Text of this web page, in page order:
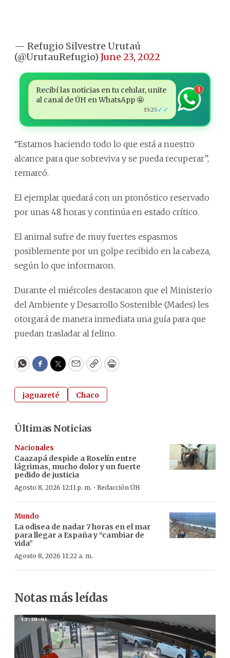
— Refugio Silvestre Urutaú
(@UrutauRefugio) June 23, 2022
Recibí las noticias en tu celular, unite
al canal de ÚH en WhatsApp 🤩
15:25✓✓
1
“Estamos haciendo todo lo que está a nuestro
alcance para que sobreviva y se pueda recuperar”,
remarcó.
El ejemplar quedará con un pronóstico reservado
por unas 48 horas y continúa en estado crítico.
El animal sufre de muy fuertes espasmos
posiblemente por un golpe recibido en la cabeza,
según lo que informaron.
Durante el miércoles destacaron que el Ministerio
del Ambiente y Desarrollo Sostenible (Mades) les
otorgará de manera inmediata una guía para que
puedan trasladar al felino.
WhatsApp
Facebook
Twitter
EmailCopyPrint
jaguareté Chaco
Últimas Noticias
Nacionales
Caazapá despide a Roselín entre
lágrimas, mucho dolor y un fuerte
pedido de justicia
Agosto 8, 2026 12:11 p. m. · Redacción ÚH
Mundo
La odisea de nadar 7 horas en el mar
para llegar a España y “cambiar de
vida”
Agosto 8, 2026 11:22 a. m.
Notas más leídas